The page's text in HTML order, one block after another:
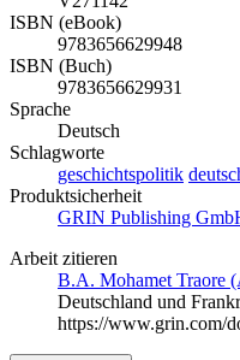
ISBN (eBook)
9783656629948
ISBN (Buch)
9783656629931
Sprache
Deutsch
Schlagworte
geschichtspolitik
Produktsicherheit
GRIN Publishing
Arbeit zitieren
B.A. Mohamet Traore
Deutschland und
https://www.grin.com/